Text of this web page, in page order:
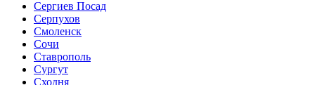
Сергиев Посад
Серпухов
Смоленск
Сочи
Ставрополь
Сургут
Сходня